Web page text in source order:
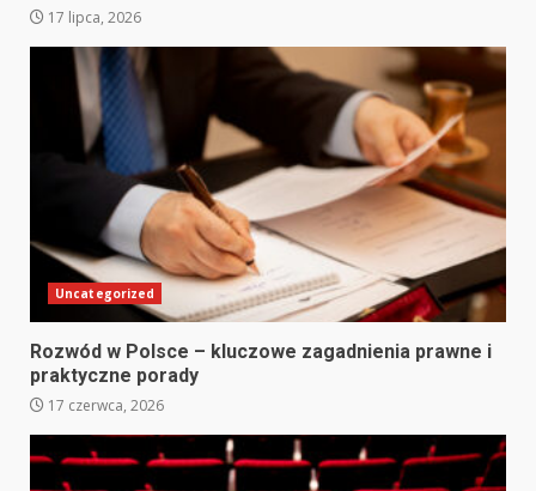
17 lipca, 2026
Uncategorized
Rozwód w Polsce – kluczowe zagadnienia prawne i
praktyczne porady
17 czerwca, 2026